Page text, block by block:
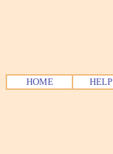
HOME HELP